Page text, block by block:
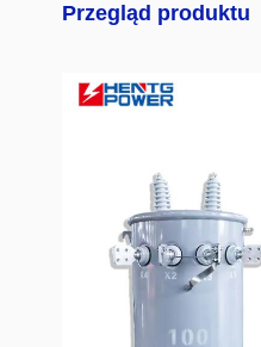
Przegląd produktu